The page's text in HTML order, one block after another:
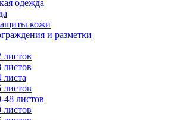
одежда
кожи
и разметки
листов
листов
листа
листов
48 листов
листов